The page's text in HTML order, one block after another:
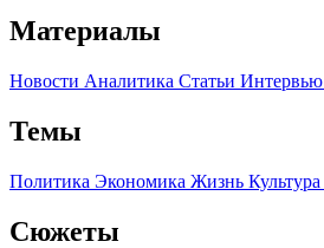
Материалы
Новости Аналитика Статьи Интервью
Темы
Политика Экономика Жизнь Культура
Сюжеты